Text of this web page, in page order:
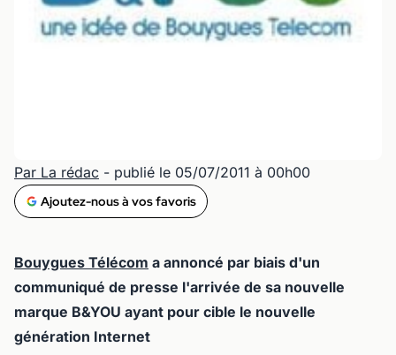
Par La rédac - publié le 05/07/2011 à 00h00
Ajoutez-nous à vos favoris
Bouygues Télécom a annoncé par biais d'un
communiqué de presse l'arrivée de sa nouvelle
marque B&YOU ayant pour cible le nouvelle
génération Internet